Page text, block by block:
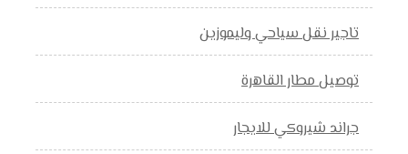
تاجير نقل سياحي وليموزين
توصيل مطار القاهرة
جراند شيروكي للايجار